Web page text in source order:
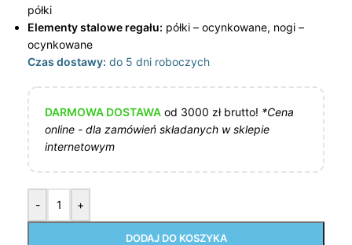
półki
Elementy stalowe regału: półki – ocynkowane, nogi –
ocynkowane
Czas dostawy: do 5 dni roboczych
DARMOWA DOSTAWA od 3000 zł brutto! *Cena
online - dla zamówień składanych w sklepie
internetowym
- +
DODAJ DO KOSZYKA